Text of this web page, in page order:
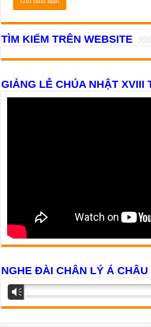
TÌM KIẾM TRÊN WEBSITE
GIẢNG LỄ CHÚA NHẬT XVIII
NGHE ĐÀI CHÂN LÝ Á CHÂU
Trình
phát
Vm